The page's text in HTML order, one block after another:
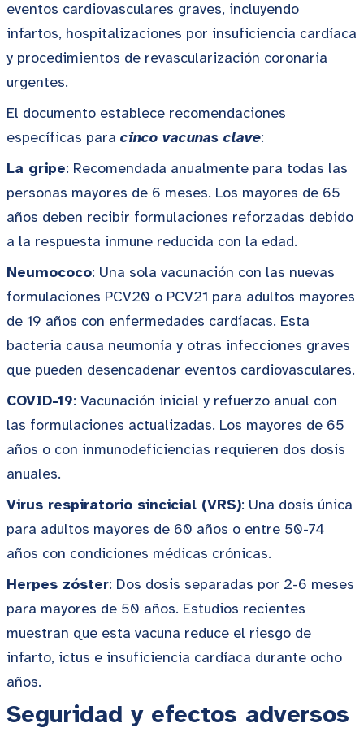
eventos cardiovasculares graves, incluyendo
infartos, hospitalizaciones por insuficiencia cardíaca
y procedimientos de revascularización coronaria
urgentes.
El documento establece recomendaciones
específicas para cinco vacunas clave:
La gripe: Recomendada anualmente para todas las
personas mayores de 6 meses. Los mayores de 65
años deben recibir formulaciones reforzadas debido
a la respuesta inmune reducida con la edad.
Neumococo: Una sola vacunación con las nuevas
formulaciones PCV20 o PCV21 para adultos mayores
de 19 años con enfermedades cardíacas. Esta
bacteria causa neumonía y otras infecciones graves
que pueden desencadenar eventos cardiovasculares.
COVID-19: Vacunación inicial y refuerzo anual con
las formulaciones actualizadas. Los mayores de 65
años o con inmunodeficiencias requieren dos dosis
anuales.
Virus respiratorio sincicial (VRS): Una dosis única
para adultos mayores de 60 años o entre 50-74
años con condiciones médicas crónicas.
Herpes zóster: Dos dosis separadas por 2-6 meses
para mayores de 50 años. Estudios recientes
muestran que esta vacuna reduce el riesgo de
infarto, ictus e insuficiencia cardíaca durante ocho
años.
Seguridad y efectos adversos